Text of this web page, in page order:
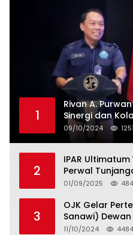
1
Rivan A.
Sinergi dan
Serikat Pekerja
09/10/2024
2
IPAR
Perwal
5 Hari atau
01/09/2025
3
OJK Gelar
Sanawi)
11/10/2024